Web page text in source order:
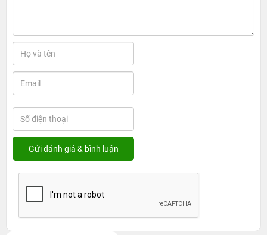
hiện hành, quý khách vui lòng liên hệ qua
hotline
1900.0351để được tư vấn và hỗ trợ kịp thời.
Thời gian thay màn hình thường dao động từ
phút
, tùy vào tình trạng thiết bị và lượng khách hàng tại
trung tâm.